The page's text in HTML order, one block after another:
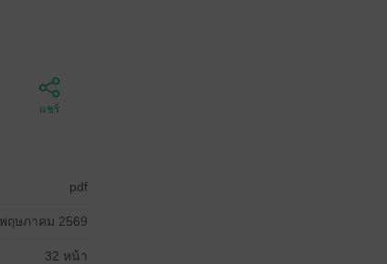
แชร์
pdf
ฤษภาคม 2569
32 หน้า